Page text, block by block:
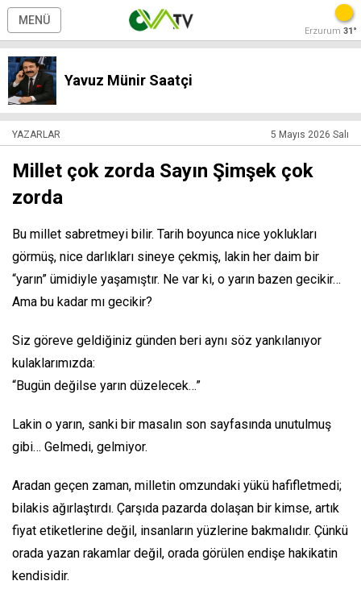
MENÜ
Erzurum 31°
Yavuz Münir Saatçi
YAZARLAR 5 Mayıs 2026 Salı
Millet çok zorda Sayın Şimşek çok
zorda
Bu millet sabretmeyi bilir. Tarih boyunca nice yoklukları
görmüş, nice darlıkları sineye çekmiş, lakin her daim bir
“yarın” ümidiyle yaşamıştır. Ne var ki, o yarın bazen gecikir…
Ama bu kadar mı gecikir?
Siz göreve geldiğiniz günden beri aynı söz yankılanıyor
kulaklarımızda:
“Bugün değilse yarın düzelecek…”
Lakin o yarın, sanki bir masalın son sayfasında unutulmuş
gibi… Gelmedi, gelmiyor.
Aradan geçen zaman, milletin omzundaki yükü hafifletmedi;
bilakis ağırlaştırdı. Çarşıda pazarda dolaşan bir kimse, artık
fiyat etiketlerine değil, insanların yüzlerine bakmalıdır. Çünkü
orada yazan rakamlar değil, orada görülen endişe hakikatin
kendisidir.